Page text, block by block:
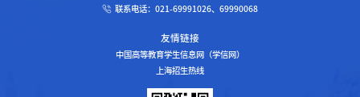
联系电话：021-69991026、69990068
友情链接
中国高等教育学生信息网（学信网）
上海招生热线